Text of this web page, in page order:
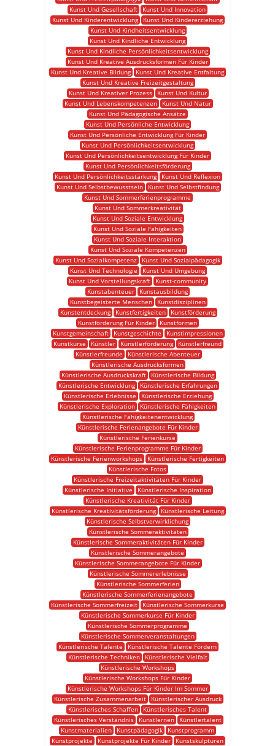
Kunst Und Gesellschaft
Kunst Und Innovation
Kunst Und Kinderentwicklung
Kunst Und Kindererziehung
Kunst Und Kindheitsentwicklung
Kunst Und Kindliche Entwicklung
Kunst Und Kindliche Persönlichkeitsentwicklung
Kunst Und Kreative Ausdrucksformen Für Kinder
Kunst Und Kreative Bildung
Kunst Und Kreative Entfaltung
Kunst Und Kreative Freizeitgestaltung
Kunst Und Kreativer Prozess
Kunst Und Kultur
Kunst Und Lebenskompetenzen
Kunst Und Natur
Kunst Und Pädagogische Ansätze
Kunst Und Persönliche Entwicklung
Kunst Und Persönliche Entwicklung Für Kinder
Kunst Und Persönlichkeitsentwicklung
Kunst Und Persönlichkeitsentwicklung Für Kinder
Kunst Und Persönlichkeitsförderung
Kunst Und Persönlichkeitsstärkung
Kunst Und Reflexion
Kunst Und Selbstbewusstsein
Kunst Und Selbstfindung
Kunst Und Sommerferienprogramme
Kunst Und Sommerkreativität
Kunst Und Soziale Entwicklung
Kunst Und Soziale Fähigkeiten
Kunst Und Soziale Interaktion
Kunst Und Soziale Kompetenzen
Kunst Und Sozialkompetenz
Kunst Und Sozialpädagogik
Kunst Und Technologie
Kunst Und Umgebung
Kunst Und Vorstellungskraft
Kunst-community
Kunstabenteuer
Kunstausbildung
Kunstbegeisterte Menschen
Kunstdisziplinen
Kunstentdeckung
Kunstfertigkeiten
Kunstförderung
Kunstförderung Für Kinder
Kunstformen
Kunstgemeinschaft
Kunstgeschichte
Kunstimpressionen
Kunstkurse
Künstler Künstlerförderung
Künstlerfreund
Künstlerfreunde
Künstlerische Abenteuer
Künstlerische Ausdrucksformen
Künstlerische Ausdruckskraft
Künstlerische Bildung
Künstlerische Entwicklung
Künstlerische Erfahrungen
Künstlerische Erlebnisse
Künstlerische Erziehung
Künstlerische Exploration
Künstlerische Fähigkeiten
Künstlerische Fähigkeitenentwicklung
Künstlerische Ferienangebote Für Kinder
Künstlerische Ferienkurse
Künstlerische Ferienprogramme Für Kinder
Künstlerische Ferienworkshops
Künstlerische Fertigkeiten
Künstlerische Fotos
Künstlerische Freizeitaktivitäten Für Kinder
Künstlerische Initiative
Künstlerische Inspiration
Künstlerische Kreativität Für Kinder
Künstlerische Kreativitätsförderung
Künstlerische Leitung
Künstlerische Selbstverwirklichung
Künstlerische Sommeraktivitäten
Künstlerische Sommeraktivitäten Für Kinder
Künstlerische Sommerangebote
Künstlerische Sommerangebote Für Kinder
Künstlerische Sommererlebnisse
Künstlerische Sommerferien
Künstlerische Sommerferienangebote
Künstlerische Sommerfreizeit
Künstlerische Sommerkurse
Künstlerische Sommerkurse Für Kinder
Künstlerische Sommerprogramme
Künstlerische Sommerveranstaltungen
Künstlerische Talente
Künstlerische Talente Fördern
Künstlerische Techniken
Künstlerische Vielfalt
Künstlerische Workshops
Künstlerische Workshops Für Kinder
Künstlerische Workshops Für Kinder Im Sommer
Künstlerische Zusammenarbeit
Künstlerischer Ausdruck
Künstlerisches Schaffen
Künstlerisches Talent
Künstlerisches Verständnis
Kunstlernen
Künstlertalent
Kunstmaterialien
Kunstpädagogik
Kunstprogramm
Kunstprojekte
Kunstprojekte Für Kinder
Kunstskulpturen